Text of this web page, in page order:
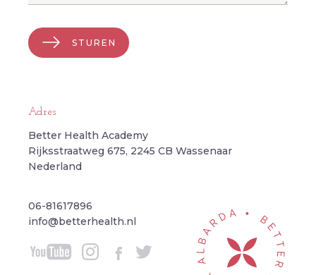
STUREN
Adres
Better Health Academy
Rijksstraatweg 675, 2245 CB Wassenaar
Nederland
06-81617896
info@betterhealth.nl